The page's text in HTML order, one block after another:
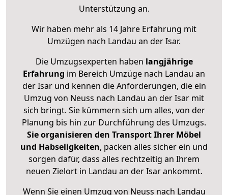
Unterstützung an.
Wir haben mehr als 14 Jahre Erfahrung mit
Umzügen nach Landau an der Isar.
Die Umzugsexperten haben langjährige
Erfahrung im Bereich Umzüge nach Landau an
der Isar und kennen die Anforderungen, die ein
Umzug von Neuss nach Landau an der Isar mit
sich bringt. Sie kümmern sich um alles, von der
Planung bis hin zur Durchführung des Umzugs.
Sie organisieren den Transport Ihrer Möbel
und Habseligkeiten, packen alles sicher ein und
sorgen dafür, dass alles rechtzeitig an Ihrem
neuen Zielort in Landau an der Isar ankommt.
Wenn Sie einen Umzug von Neuss nach Landau